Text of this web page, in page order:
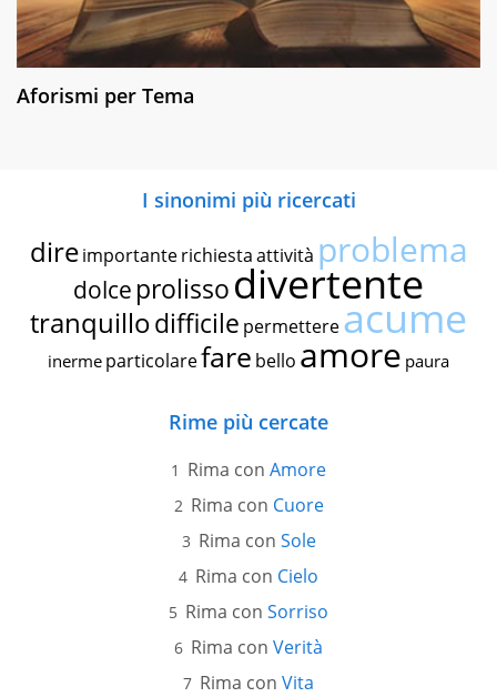
Aforismi per Tema
I sinonimi più ricercati
dire importante richiestaattività problema
dolce prolissodivertente
tranquillodifficile permettereacume
inerme particolarefare bello amore paura
Rime più cercate
Rima con Amore
Rima con Cuore
Rima con Sole
Rima con Cielo
Rima con Sorriso
Rima con Verità
Rima con Vita